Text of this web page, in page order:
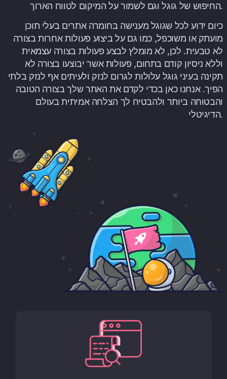
החיפוש של גוגל וגם לשמור על המיקום לטווח הארוך.
כיום ידוע לכל שגוגל מענישה בחומרה אתרים בעלי תוכן
מועתק או משוכפל, כמו גם על ביצוע פעולות אחרות בצורה
לא טבעית. לכן, לא מומלץ לבצע פעולות בצורה עצמאית
וללא ניסיון קודם בתחום, פעולות אשר יבוצעו בצורה לא
תקינה בעיני גוגל עלולות לגרום לנזק ולעיתים אף לנזק בלתי
הפיך. אנחנו כאן בכדי לקדם את האתר שלך בצורה הטובה
והבטוחה ביותר ולהבטיח לך הצלחה אמיתית בעולם
הדיגיטלי.